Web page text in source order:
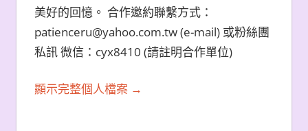
美好的回憶。 合作邀約聯繫方式：
patienceru@yahoo.com.tw (e-mail) 或粉絲團
私訊 微信：cyx8410 (請註明合作單位)
顯示完整個人檔案 →